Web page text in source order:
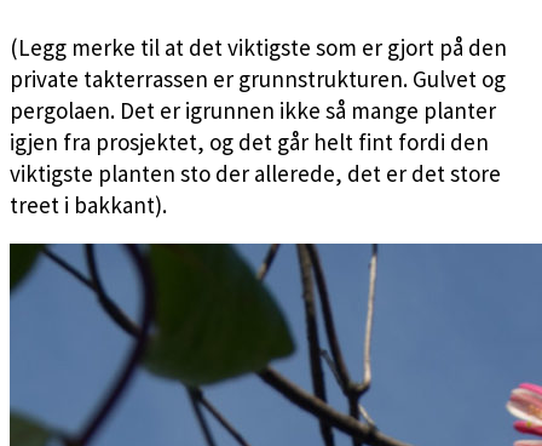
(Legg merke til at det viktigste som er gjort på den
private takterrassen er grunnstrukturen. Gulvet og
pergolaen. Det er igrunnen ikke så mange planter
igjen fra prosjektet, og det går helt fint fordi den
viktigste planten sto der allerede, det er det store
treet i bakkant).